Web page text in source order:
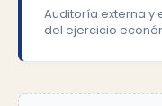
Auditoría externa y
del ejercicio